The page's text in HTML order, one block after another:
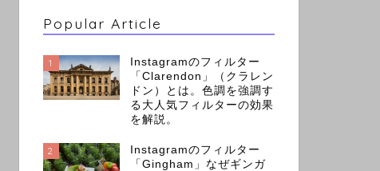
Popular Article
1
Instagramのフィルター
「Clarendon」（クラレン
ドン）とは。色調を強調す
る大人気フィルターの効果
を解説。
2
Instagramのフィルター
「Gingham」なぜギンガ